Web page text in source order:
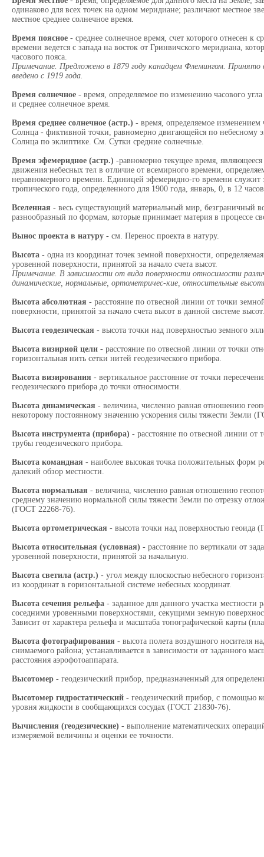
одинаково для всех точек на одном меридиане; различают местное
местное среднее солнечное время.
Время поясное - среднее солнечное время, счет которого отнесен к
времени ведется с запада на восток от Гринвичского меридиана,
часового пояса.
Примечание. Предложено в 1879 году канадцем Флемингом. Принято
введено с 1919 года.
Время солнечное - время, определяемое по изменению часового
и среднее солнечное время.
Время среднее солнечное (астр.) - время, определяемое изменением
Солнца - фиктивной точки, равномерно двигающейся по небесному
Солнца по эклиптике. См. Сутки средние солнечные.
Время эфемеридное (астр.) -равномерно текущее время,
движения небесных тел в отличие от всемирного времени,
неравномерного времени. Единицей эфемеридно-го времени служит
тропического года, определенного для 1900 года, январь, 0, в 12
Вселенная - весь существующий материальный мир, безграничный
разнообразный по формам, которые принимает материя в процессе
Вынос проекта в натуру - см. Перенос проекта в натуру.
Высота - одна из координат точек земной поверхности,
уровенной поверхности, принятой за начало счета высот.
Примечание. В зависимости от вида поверхности относимости
динамические, нормальные, ортометричес-кие, относительные
Высота абсолютная - расстояние по отвесной линии от точки
поверхности, принятой за начало счета высот в данной системе высот.
Высота геодезическая - высота точки над поверхностью земного
Высота визирной цели - расстояние по отвесной линии от точки
горизонтальная нить сетки нитей геодезического прибора.
Высота визирования - вертикальное расстояние от точки
геодезического прибора до точки относимости.
Высота динамическая - величина, численно равная отношению
некоторому постоянному значению ускорения силы тяжести Земли
Высота инструмента (прибора) - расстояние по отвесной линии от
трубы геодезического прибора.
Высота командная - наиболее высокая точка положительных форм
далекий обзор местности.
Высота нормальная - величина, численно равная отношению
среднему значению нормальной силы тяжести Земли по отрезку
(ГОСТ 22268-76).
Высота ортометрическая - высота точки над поверхностью геоида
Высота относительная (условная) - расстояние по вертикали от
уровенной поверхности, принятой за начальную.
Высота светила (астр.) - угол между плоскостью небесного
из координат в горизонтальной системе небесных координат.
Высота сечения рельефа - заданное для данного участка
соседними уровенными поверхностями, секущими земную
Зависит от характера рельефа и масштаба топографической карты
Высота фотографирования - высота полета воздушного носителя
снимаемого района; устанавливается в зависимости от заданного
расстояния аэрофотоаппарата.
Высотомер - геодезический прибор, предназначенный для
Высотомер гидростатический - геодезический прибор, с помощью
уровня жидкости в сообщающихся сосудах (ГОСТ 21830-76).
Вычисления (геодезические) - выполнение математических
измеряемой величины и оценки ее точности.